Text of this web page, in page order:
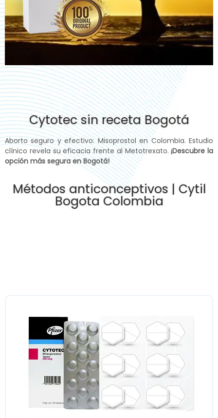
Cytotec sin receta Bogotá
Aborto seguro y efectivo: Misoprostol en Colombia. Estudio
clínico revela su eficacia frente al Metotrexato.¡Descubre la
opción más segura en Bogotá!
Métodos anticonceptivos | Cytil
Bogota Colombia